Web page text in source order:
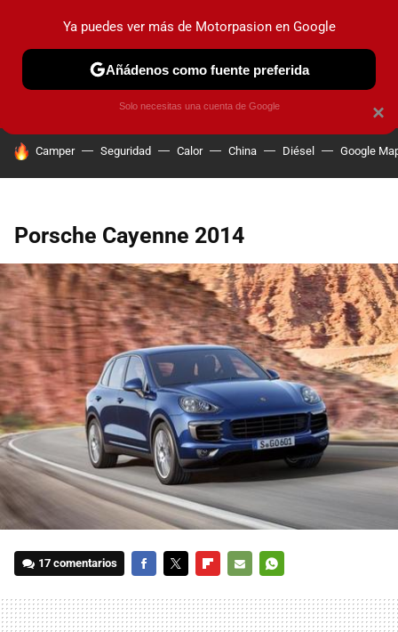
PRUEBAS COCHES ELÉCTRICOS OBSERVATORIO
HOY SE HABLA DE
Camper Seguridad Calor China Diésel Google
Porsche Cayenne 2014
17 comentarios
MAIL
×
Ya puedes ver más de Motorpasion en Google
Añádenos como fuente preferida
Solo necesitas una cuenta de Google